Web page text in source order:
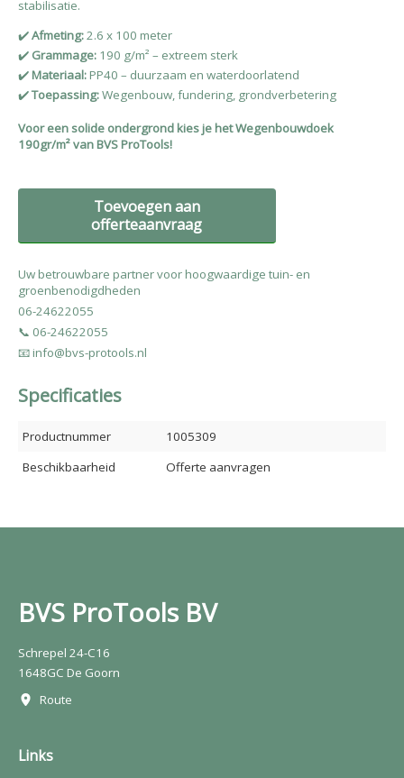
stabilisatie.
✔️Afmeting:2.6 x 100 meter
✔️ Grammage: 190 g/m² – extreem sterk
✔️Materiaal:PP40 – duurzaam en waterdoorlatend
✔️Toepassing:Wegenbouw, fundering, grondverbetering
Voor een solide ondergrond kies je het Wegenbouwdoek
190gr/m² van BVS ProTools!
Toevoegen aan
offerteaanvraag
Uw betrouwbare partner voor hoogwaardige tuin- en
groenbenodigdheden
06-24622055
📞 06-24622055
📧 info@bvs-protools.nl
Specificaties
Productnummer
1005309
Beschikbaarheid
Offerte aanvragen
BVS ProTools BV
Schrepel 24-C16
1648GC De Goorn
Route
Links